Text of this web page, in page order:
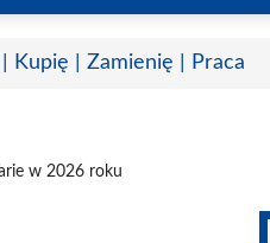
Kupię | Zamienię | Praca
w 2026 roku